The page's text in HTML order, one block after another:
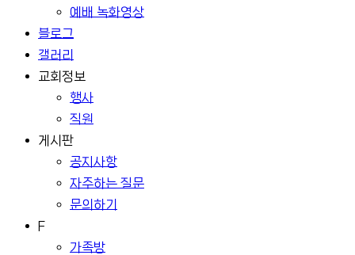
예배 녹화영상
블로그
갤러리
교회정보
행사
직원
게시판
공지사항
자주하는 질문
문의하기
F
가족방